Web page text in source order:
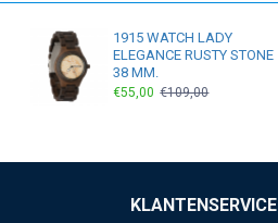
1915 WATCH LADY
ELEGANCE RUSTY STONE
38 MM.
€55,00 €109,00
KLANTENSERVICE